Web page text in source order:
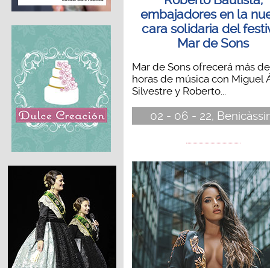
embajadores en la
cara solidaria del
Mar de Sons
Mar de Sons ofrecerá más
horas de música con Miguel
Silvestre y Roberto...
02 - 06 - 22,